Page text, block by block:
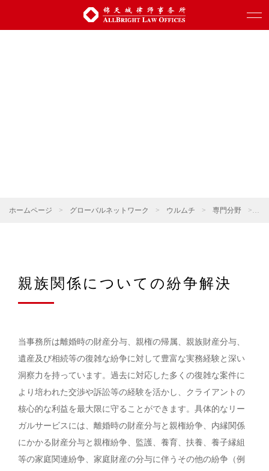
ホームページ > グローバルネットワーク > ウルムチ > 専門分野 >
親族関係についての紛争解決
当事務所は離婚時の財産分与、親権の帰属、親族財産分与、
遺産及び相続等の復雑な紛争に対して豊富な実務経験と深い
洞察力を持っています。過去に対応した多くの復雑な案件に
より培われた交渉や訴訟等の経験を活かし、クライアントの
核心的な利益を最大限に守ることができます。具体的なリー
ガルサービスには、離婚時の財産分与と親権紛争、内縁関係
にかかる財産分与と親権紛争、監護、養育、扶養、養子縁組
等の家庭関連紛争、家庭財産の分与に伴うその他の紛争（例